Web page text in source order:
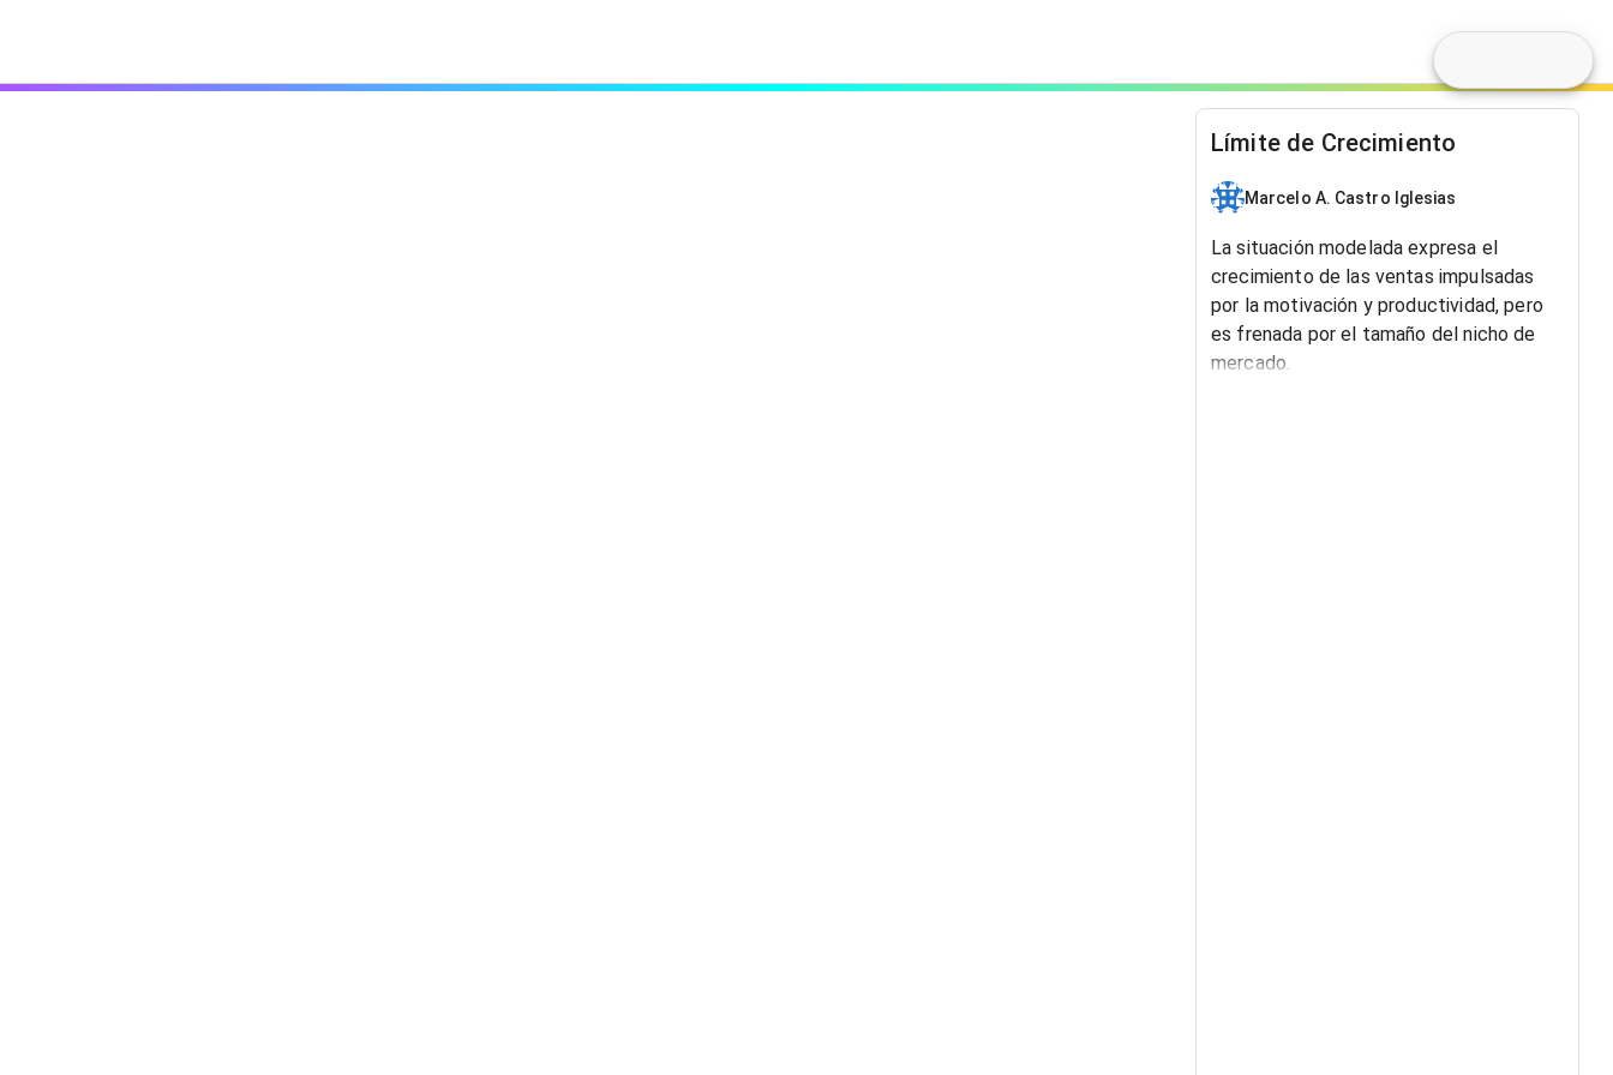
Límite de Crecimiento
Marcelo A. Castro Iglesias
La situación modelada expresa el
crecimiento de las ventas impulsadas
por la motivación y productividad, pero
es frenada por el tamaño del nicho de
mercado.